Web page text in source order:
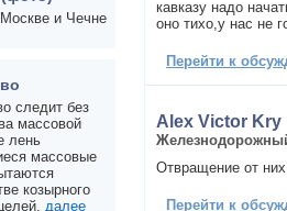
кавказу надо
оно тихо,у нас не
Перейти к
Alex Victor Kry
Отвращение от
Перейти к
Москве и Чечне
следит без
массовой
лень
массовые
козырного
далее